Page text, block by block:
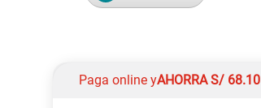
Paga online yAHORRA S/ 68.10